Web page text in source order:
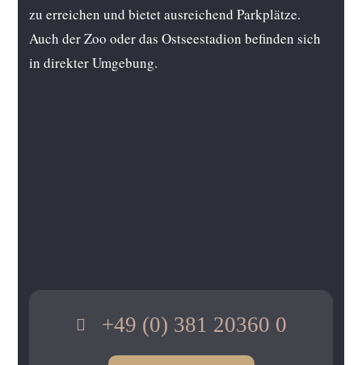
zu erreichen und bietet ausreichend Parkplätze.
Auch der Zoo oder das Ostseestadion befinden sich
in direkter Umgebung.
 +49 (0) 381 20360 0